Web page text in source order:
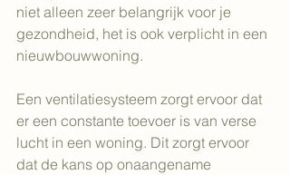
niet alleen zeer belangrijk voor je
gezondheid, het is ook verplicht in een
nieuwbouwwoning.
Een ventilatiesysteem zorgt ervoor dat
er een constante toevoer is van verse
lucht in een woning. Dit zorgt ervoor
dat de kans op onaangename